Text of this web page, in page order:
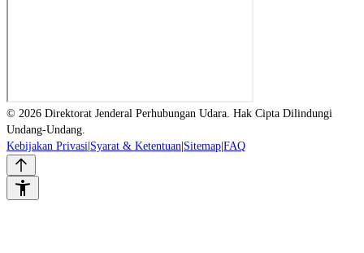
© 2026 Direktorat Jenderal Perhubungan Udara. Hak Cipta Dilindungi
Undang-Undang.
Kebijakan Privasi Syarat & Ketentuan Sitemap FAQ